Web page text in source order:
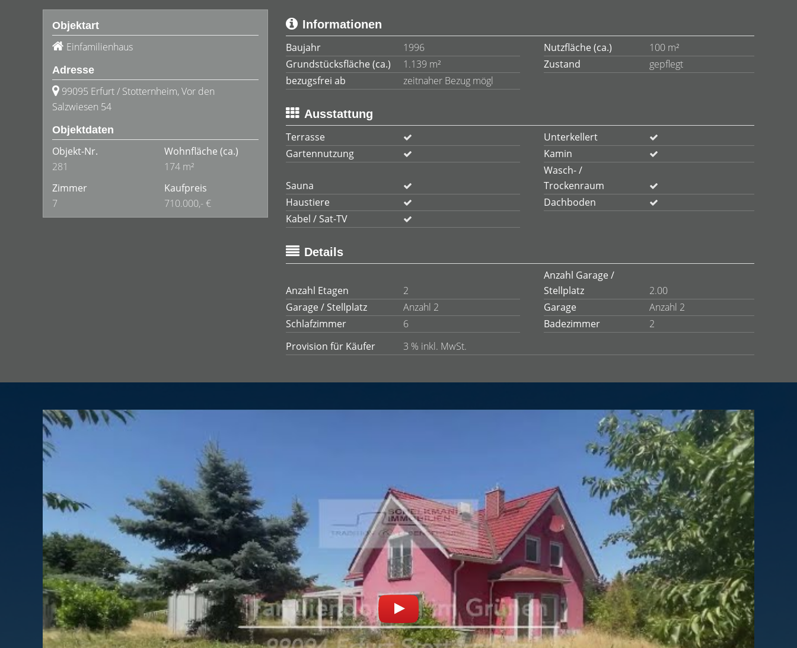
Objektart
Einfamilienhaus
Adresse
99095 Erfurt / Stotternheim, Vor den
Salzwiesen 54
Objektdaten
Objekt-Nr.
281
Wohnfläche (ca.)
174 m²
Zimmer
7
Kaufpreis
710.000,- €
Informationen
Baujahr
1996 Nutzfläche (ca.)
100 m²
Grundstücksfläche (ca.)
1.139 m² Zustand
gepflegt
bezugsfrei ab
zeitnaher Bezug mögl
Ausstattung
Terrasse
Unterkellert
Gartennutzung
Kamin
Sauna
Wasch- /
Trockenraum
Haustiere
Dachboden
Kabel / Sat-TV
Details
Anzahl Etagen 2
Anzahl Garage /
Stellplatz
2.00
Garage / Stellplatz
Anzahl 2 Garage
Anzahl 2
Schlafzimmer
6 Badezimmer
2
Provision für Käufer
3 % inkl. MwSt.